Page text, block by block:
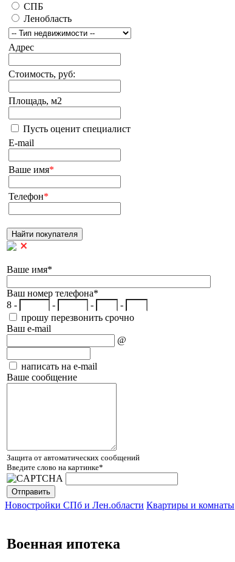
СПБ
Ленобласть
Адрес
Стоимость, руб:
Площадь, м2
Пусть оценит специалист
E-mail
Ваше имя*
Телефон*
Ваше имя*
Ваш номер телефона*
8 -
- -
-
прошу перезвонить срочно
Ваш e-mail
@
написать на e-mail
Ваше сообщение
Защита от автоматических сообщений
Введите слово на картинке*
Новостройки СПб и Лен.области Квартиры и комнаты
Военная ипотека